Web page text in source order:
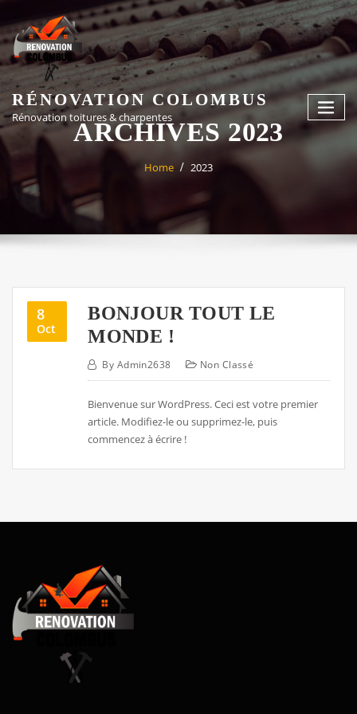
to
content
RÉNOVATION COLOMBUS
Rénovation toitures & charpentes
ARCHIVES 2023
Home 2023
8
Oct
BONJOUR TOUT LE
MONDE !
By Admin2638 Non Classé
Bienvenue sur WordPress. Ceci est votre premier
article. Modifiez-le ou supprimez-le, puis
commencez à écrire !